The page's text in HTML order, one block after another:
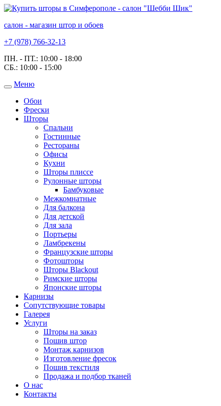
салон - магазин штор и обоев
+7 (978) 766-32-13
ПН. - ПТ.: 10:00 - 18:00
СБ.: 10:00 - 15:00
Toggle
navigation
Меню
Обои
Фрески
Шторы
Спальни
Гостинные
Рестораны
Офисы
Кухни
Шторы плиссе
Рулонные шторы
Бамбуковые
Межкомнатные
Для балкона
Для детской
Для зала
Портьеры
Ламбрекены
Французские шторы
Фотошторы
Шторы Blackout
Римские шторы
Японские шторы
Карнизы
Сопутствующие товары
Галерея
Услуги
Шторы на заказ
Пошив штор
Монтаж карнизов
Изготовление фресок
Пошив текстиля
Продажа и подбор тканей
О нас
Контакты